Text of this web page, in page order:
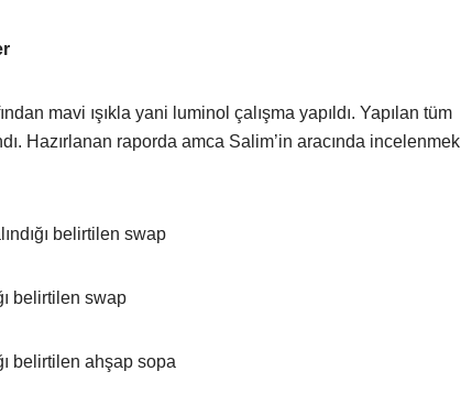
mavi ışıkla yani luminol çalışma yapıldı. Yapılan tüm
Hazırlanan raporda amca Salim’in aracında incelenmek
belirtilen swap
belirtilen swap
belirtilen ahşap sopa